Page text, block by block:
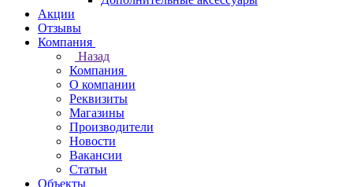
Акции
Отзывы
Компания
Назад
Компания
О компании
Реквизиты
Магазины
Производители
Новости
Вакансии
Статьи
Объекты